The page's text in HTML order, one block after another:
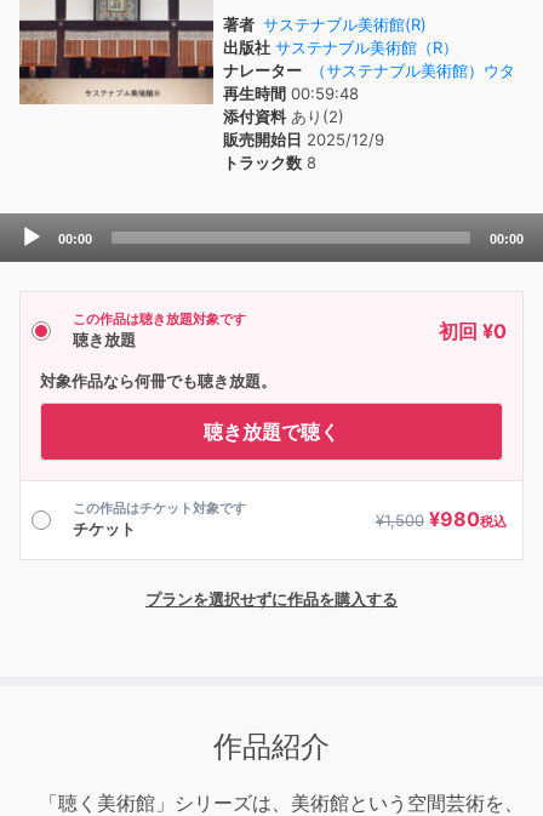
著者 サステナブル美術館(R)
出版社 サステナブル美術館（R）
ナレーター
（サステナブル美術館）ウタ
再生時間 00:59:48
添付資料あり(2)
販売開始日 2025/12/9
トラック数 8
Audio
00:00 00:00
この作品は聴き放題対象です
聴き放題 初回 ¥0
対象作品なら何冊でも聴き放題。
聴き放題で聴く
この作品はチケット対象です
チケット ¥1,500 ¥980税込
プランを選択せずに作品を購入する
作品紹介
「聴く美術館」シリーズは、美術館という空間芸術を、